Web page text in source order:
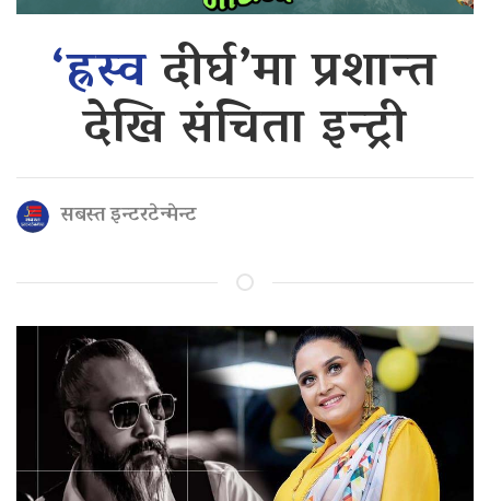
‘ह्रस्वदीर्घ’मा प्रशान्त
देखि संचिता इन्ट्री
सबस्त इन्टरटेन्मेन्ट